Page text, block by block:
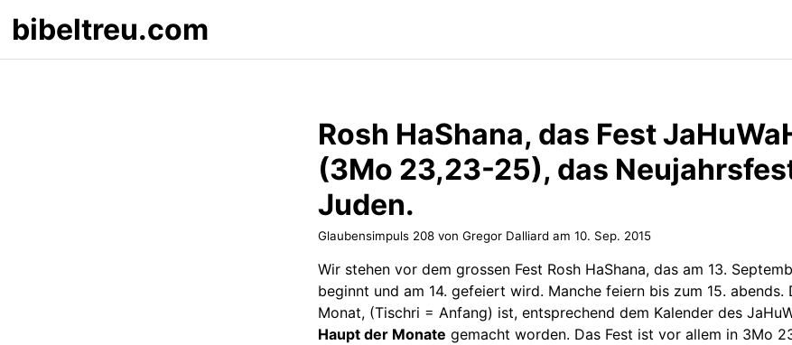
bibeltreu.com
Rosh HaShana, das Fest
(3Mo 23,23-25), das
Juden.
Glaubensimpuls 208 von Gregor Dalliard am 10. Sep. 2015
Wir stehen vor dem grossen Fest Rosh HaShana, das am 13.
beginnt und am 14. gefeiert wird. Manche feiern bis zum 15. abends.
Monat, (Tischri = Anfang) ist, entsprechend dem Kalender des
Haupt der Monate gemacht worden. Das Fest ist vor allem in 3Mo